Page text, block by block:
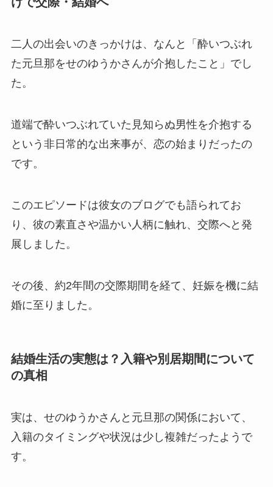
二人の出会いのきっかけは、なんと「酔いつぶれ
た元旦那をせのゆうかさんが介抱したこと」でし
た。
道端で酔いつぶれていた見知らぬ男性を介抱する
という非日常的な出来事が、恋の始まりだったの
です。
このエピソードは彼女のブログでも語られてお
り、彼の素直さや温かい人柄に触れ、交際へと発
展しました。
その後、約2年間の交際期間を経て、妊娠を機に結
婚に至りました。
結婚生活の実態は？入籍や別居期間について
の真相
実は、せのゆうかさんと元旦那の関係において、
入籍のタイミングや状況は少し複雑だったようで
す。